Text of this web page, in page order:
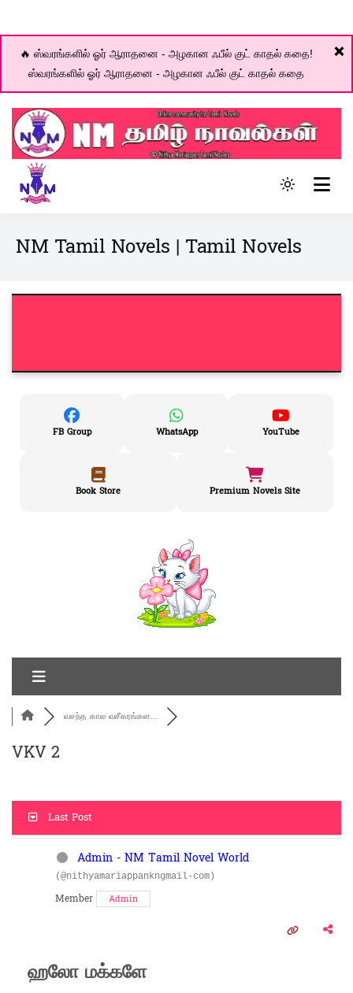
❌
🔥 ஸ்வரங்களில் ஓர் ஆராதனை - அழகான ஃபீல் குட் காதல் கதை!
ஸ்வரங்களில் ஓர் ஆராதனை - அழகான ஃபீல் குட் காதல் கதை
Skip
content
Light
to
to
NM Tamil Novels | Tamil Novels
FB Group WhatsApp YouTube
Book Store Premium Novels Site
வசந்த கால வசீகரங்கள...
VKV 2
Last Post
Admin - NM Tamil Novel World
(@nithyamariappankngmail-com)
Member Admin
ஹலோ மக்களே